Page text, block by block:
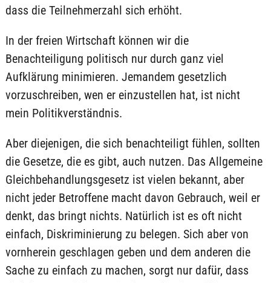
dass die Teilnehmerzahl sich erhöht.
In der freien Wirtschaft können wir die
Benachteiligung politisch nur durch ganz viel
Aufklärung minimieren. Jemandem gesetzlich
vorzuschreiben, wen er einzustellen hat, ist nicht
mein Politikverständnis.
Aber diejenigen, die sich benachteiligt fühlen, sollten
die Gesetze, die es gibt, auch nutzen. Das Allgemeine
Gleichbehandlungsgesetz ist vielen bekannt, aber
nicht jeder Betroffene macht davon Gebrauch, weil er
denkt, das bringt nichts. Natürlich ist es oft nicht
einfach, Diskriminierung zu belegen. Sich aber von
vornherein geschlagen geben und dem anderen die
Sache zu einfach zu machen, sorgt nur dafür, dass